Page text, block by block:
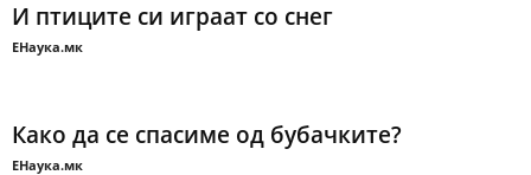
И птиците си играат со снег
ЕНаука.мк
Како да се спасиме од бубачките?
ЕНаука.мк